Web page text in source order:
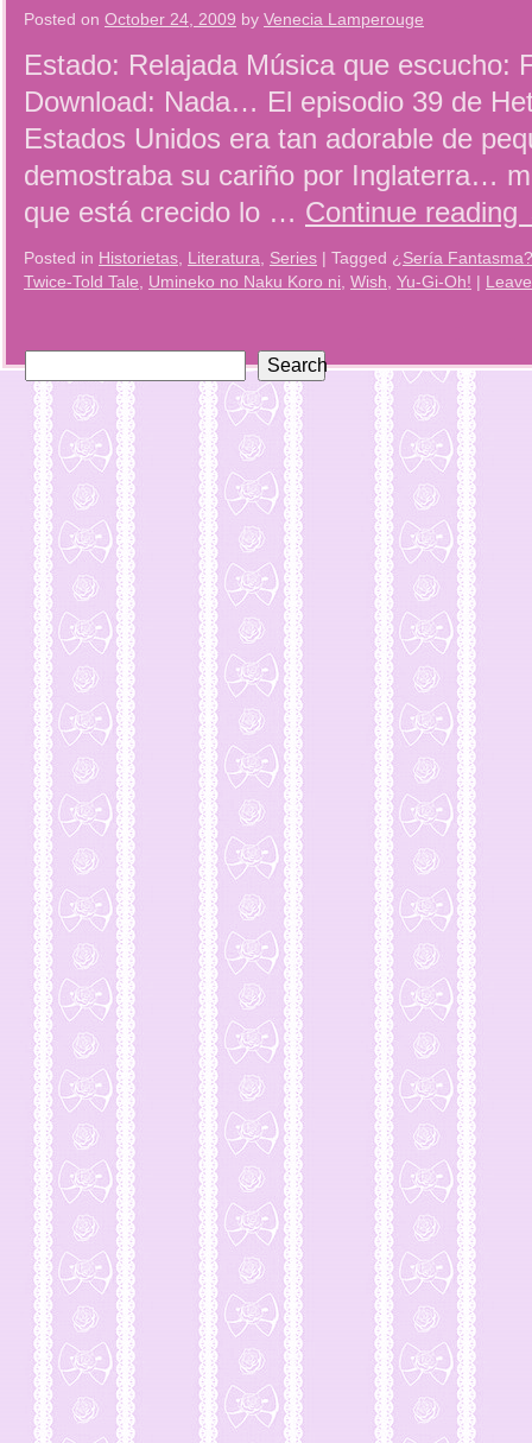
Posted on October 24, 2009 by Venecia Lamperouge
Estado: Relajada Música que
Download: Nada… El episodio 39 de
Estados Unidos era tan adorable de
demostraba su cariño por Inglaterra…
que está crecido lo … Continue reading
Posted in Historietas Literatura Series | Tagged ¿Sería Fantasma?
Twice-Told Tale
Umineko no Naku Koro ni Wish Yu-Gi-Oh! |
Search